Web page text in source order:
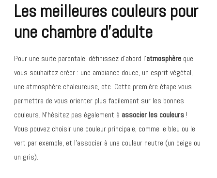
Les meilleures couleurs pour
une chambre d’adulte
Pour une suite parentale, définissez d’abord l’atmosphère que
vous souhaitez créer : une ambiance douce, un esprit végétal,
une atmosphère chaleureuse, etc. Cette première étape vous
permettra de vous orienter plus facilement sur les bonnes
couleurs. N’hésitez pas également à associer les couleurs !
Vous pouvez choisir une couleur principale, comme le bleu ou le
vert par exemple, et l’associer à une couleur neutre (un beige ou
un gris).